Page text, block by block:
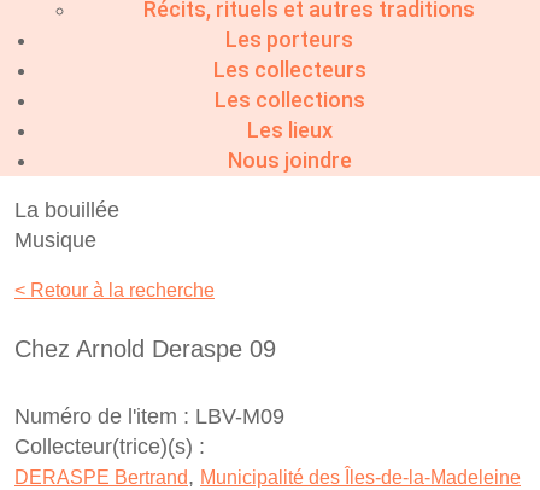
Récits, rituels et autres traditions
Les porteurs
Les collecteurs
Les collections
Les lieux
Nous joindre
La bouillée
Musique
< Retour à la recherche
Chez Arnold Deraspe 09
Numéro de l'item : LBV-M09
Collecteur(trice)(s) :
DERASPE Bertrand, Municipalité des Îles-de-la-Madeleine